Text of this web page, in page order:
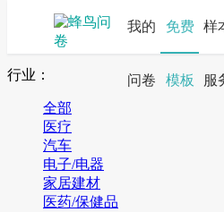
我的
问卷
免费
模板
样
服
搜索
行业：
全部
医疗
汽车
电子/电器
家居建材
医药/保健品